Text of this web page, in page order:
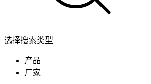
选择搜索类型
产品
厂家